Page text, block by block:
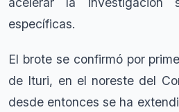
específicas.
El brote se confirmó por
de Ituri, en el noreste del
desde entonces se ha